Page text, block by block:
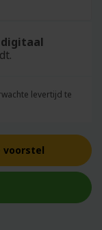
levertijd te
voorstel